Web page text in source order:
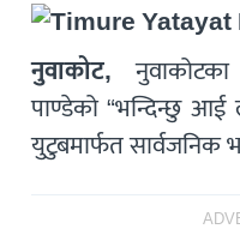
नुवाकोट,
पाण्डेको “भन्दिन्छु
युटुबमार्फत सार्वजनिक